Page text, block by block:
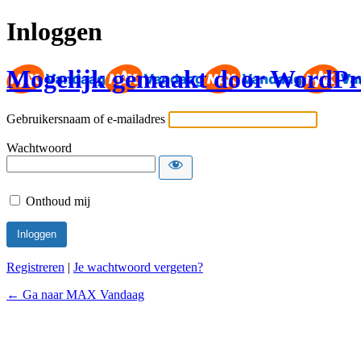
Inloggen
Mogelijk gemaakt door
Gebruikersnaam of e-mailadres
Wachtwoord
Onthoud mij
Registreren | Je wachtwoord vergeten?
← Ga naar MAX Vandaag